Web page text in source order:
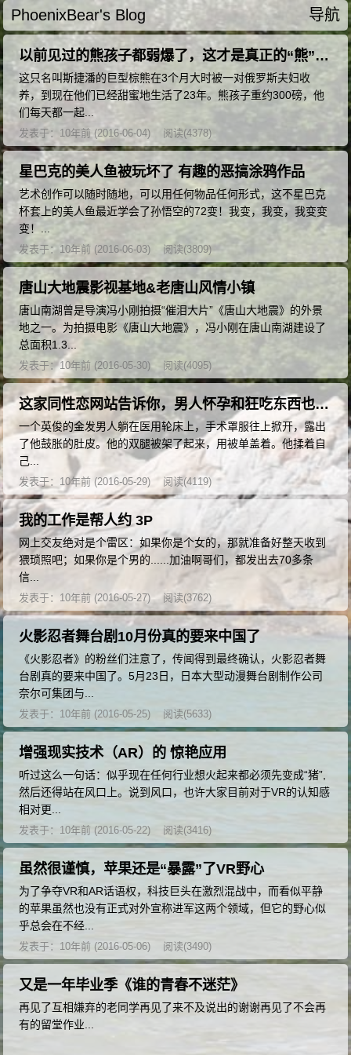
PhoenixBear's Blog 导航
以前见过的熊孩子都弱爆了，这才是真正的“熊”孩子啊！不愧是开挂的民族~
这只名叫斯捷潘的巨型棕熊在3个月大时被一对俄罗斯夫妇收
养，到现在他们已经甜蜜地生活了23年。熊孩子重约300磅，他
们每天都一起...
发表于：10年前 (2016-06-04) 阅读(4378)
星巴克的美人鱼被玩坏了 有趣的恶搞涂鸦作品
艺术创作可以随时随地，可以用任何物品任何形式，这不星巴克
杯套上的美人鱼最近学会了孙悟空的72变！我变，我变，我变变
变！...
发表于：10年前 (2016-06-03) 阅读(3809)
唐山大地震影视基地&老唐山风情小镇
唐山南湖曾是导演冯小刚拍摄“催泪大片”《唐山大地震》的外景
地之一。为拍摄电影《唐山大地震》，冯小刚在唐山南湖建设了
总面积1.3...
发表于：10年前 (2016-05-30) 阅读(4095)
这家同性恋网站告诉你，男人怀孕和狂吃东西也能拍成 GV
一个英俊的金发男人躺在医用轮床上，手术罩服往上掀开，露出
了他鼓胀的肚皮。他的双腿被架了起来，用被单盖着。他揉着自
己...
发表于：10年前 (2016-05-29) 阅读(4119)
我的工作是帮人约 3P
网上交友绝对是个雷区：如果你是个女的，那就准备好整天收到
猥琐照吧；如果你是个男的......加油啊哥们，都发出去70多条
信...
发表于：10年前 (2016-05-27) 阅读(3762)
火影忍者舞台剧10月份真的要来中国了
《火影忍者》的粉丝们注意了，传闻得到最终确认，火影忍者舞
台剧真的要来中国了。5月23日，日本大型动漫舞台剧制作公司
奈尔可集团与...
发表于：10年前 (2016-05-25) 阅读(5633)
增强现实技术（AR）的 惊艳应用
听过这么一句话：似乎现在任何行业想火起来都必须先变成“猪”,
然后还得站在风口上。说到风口，也许大家目前对于VR的认知感
相对更...
发表于：10年前 (2016-05-22) 阅读(3416)
虽然很谨慎，苹果还是“暴露”了VR野心
为了争夺VR和AR话语权，科技巨头在激烈混战中，而看似平静
的苹果虽然也没有正式对外宣称进军这两个领域，但它的野心似
乎总会在不经...
发表于：10年前 (2016-05-06) 阅读(3490)
又是一年毕业季《谁的青春不迷茫》
再见了互相嫌弃的老同学再见了来不及说出的谢谢再见了不会再
有的留堂作业...